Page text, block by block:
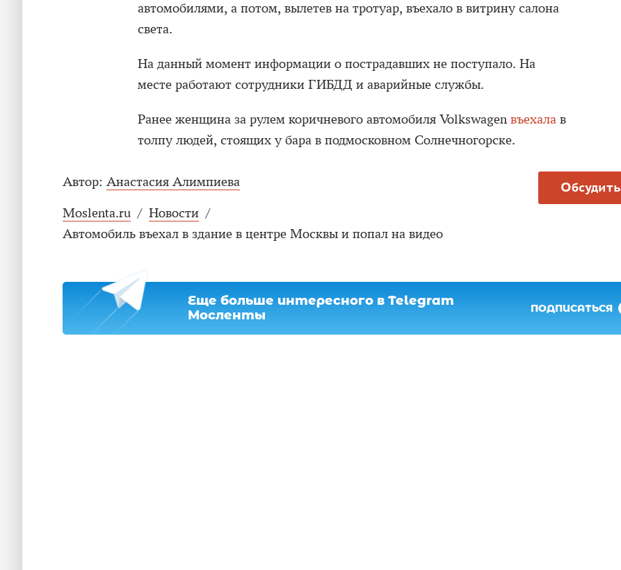
автомобилями, а потом, вылетев на тротуар, въехало в витрину салона
света.
На данный момент информации о пострадавших не поступало. На
месте работают сотрудники ГИБДД и аварийные службы.
Ранее женщина за рулем коричневого автомобиля Volkswagen въехала в
толпу людей, стоящих у бара в подмосковном Солнечногорске.
Обсудить
Автор: Анастасия Алимпиева
Moslenta.ru / Новости /
Автомобиль въехал в здание в центре Москвы и попал на видео
Еще больше интересного в Telegram
Мосленты
ПОДПИСАТЬСЯ